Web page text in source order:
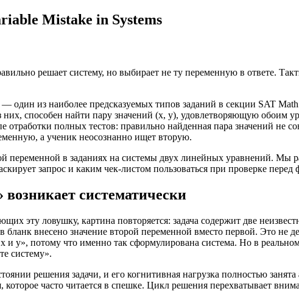
Mistake in Systems
решает систему, но выбирает не ту переменную в ответе.
из наиболее предсказуемых типов заданий в секции SAT
способен найти пару значений (x, y), удовлетворяющую обоим
отработки полных тестов: правильно найденная пара значений не
а ученик неосознанно ищет вторую.
переменной в заданиях на системы двух линейных уравнений. Мы
запрос и каким чек-листом пользоваться при проверке перед
систематически
эту ловушку, картина повторяется: задача содержит две
внесено значение второй переменной вместо первой. Это не
и y», потому что именно так сформулирована система. Но в
систему».
решения задачи, и его когнитивная нагрузка полностью
которое часто читается в спешке. Цикл решения перехватывает